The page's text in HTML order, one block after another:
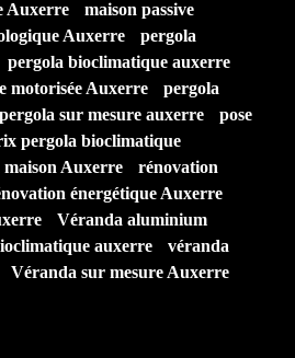
Auxerre
maison passive
Auxerre
pergola
pergola bioclimatique auxerre
motorisée Auxerre
pergola
pergola sur mesure auxerre
pose
pergola bioclimatique
Auxerre
rénovation
énergétique Auxerre
Véranda aluminium
auxerre
véranda
Véranda sur mesure Auxerre